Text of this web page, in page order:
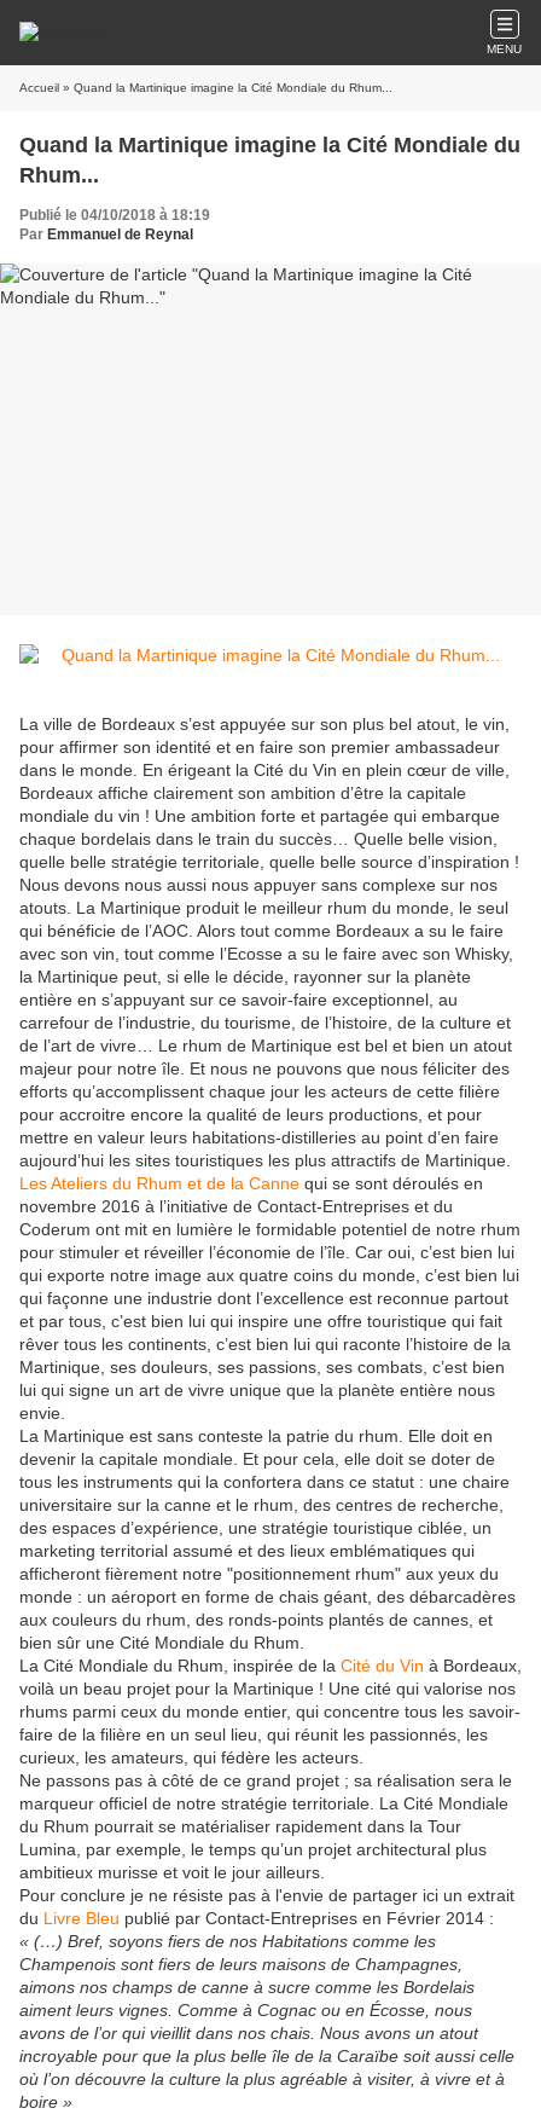
MENU
Accueil » Quand la Martinique imagine la Cité Mondiale du Rhum...
Quand la Martinique imagine la Cité Mondiale du
Rhum...
Publié le 04/10/2018 à 18:19
Par Emmanuel de Reynal
La ville de Bordeaux s’est appuyée sur son plus bel atout, le vin,
pour affirmer son identité et en faire son premier ambassadeur
dans le monde. En érigeant la Cité du Vin en plein cœur de ville,
Bordeaux affiche clairement son ambition d’être la capitale
mondiale du vin ! Une ambition forte et partagée qui embarque
chaque bordelais dans le train du succès… Quelle belle vision,
quelle belle stratégie territoriale, quelle belle source d’inspiration !
Nous devons nous aussi nous appuyer sans complexe sur nos
atouts. La Martinique produit le meilleur rhum du monde, le seul
qui bénéficie de l’AOC. Alors tout comme Bordeaux a su le faire
avec son vin, tout comme l’Ecosse a su le faire avec son Whisky,
la Martinique peut, si elle le décide, rayonner sur la planète
entière en s’appuyant sur ce savoir-faire exceptionnel, au
carrefour de l’industrie, du tourisme, de l’histoire, de la culture et
de l’art de vivre… Le rhum de Martinique est bel et bien un atout
majeur pour notre île. Et nous ne pouvons que nous féliciter des
efforts qu’accomplissent chaque jour les acteurs de cette filière
pour accroitre encore la qualité de leurs productions, et pour
mettre en valeur leurs habitations-distilleries au point d’en faire
aujourd’hui les sites touristiques les plus attractifs de Martinique.
Les Ateliers du Rhum et de la Canne qui se sont déroulés en
novembre 2016 à l’initiative de Contact-Entreprises et du
Coderum ont mit en lumière le formidable potentiel de notre rhum
pour stimuler et réveiller l’économie de l’île. Car oui, c’est bien lui
qui exporte notre image aux quatre coins du monde, c’est bien lui
qui façonne une industrie dont l’excellence est reconnue partout
et par tous, c’est bien lui qui inspire une offre touristique qui fait
rêver tous les continents, c’est bien lui qui raconte l’histoire de la
Martinique, ses douleurs, ses passions, ses combats, c’est bien
lui qui signe un art de vivre unique que la planète entière nous
envie.
La Martinique est sans conteste la patrie du rhum. Elle doit en
devenir la capitale mondiale. Et pour cela, elle doit se doter de
tous les instruments qui la confortera dans ce statut : une chaire
universitaire sur la canne et le rhum, des centres de recherche,
des espaces d’expérience, une stratégie touristique ciblée, un
marketing territorial assumé et des lieux emblématiques qui
afficheront fièrement notre "positionnement rhum" aux yeux du
monde : un aéroport en forme de chais géant, des débarcadères
aux couleurs du rhum, des ronds-points plantés de cannes, et
bien sûr une Cité Mondiale du Rhum.
La Cité Mondiale du Rhum, inspirée de la Cité du Vin à Bordeaux,
voilà un beau projet pour la Martinique ! Une cité qui valorise nos
rhums parmi ceux du monde entier, qui concentre tous les savoir-
faire de la filière en un seul lieu, qui réunit les passionnés, les
curieux, les amateurs, qui fédère les acteurs.
Ne passons pas à côté de ce grand projet ; sa réalisation sera le
marqueur officiel de notre stratégie territoriale. La Cité Mondiale
du Rhum pourrait se matérialiser rapidement dans la Tour
Lumina, par exemple, le temps qu’un projet architectural plus
ambitieux murisse et voit le jour ailleurs.
Pour conclure je ne résiste pas à l'envie de partager ici un extrait
du Livre Bleu publié par Contact-Entreprises en Février 2014 :
« (…) Bref, soyons fiers de nos Habitations comme les
Champenois sont fiers de leurs maisons de Champagnes,
aimons nos champs de canne à sucre comme les Bordelais
aiment leurs vignes. Comme à Cognac ou en Écosse, nous
avons de l’or qui vieillit dans nos chais. Nous avons un atout
incroyable pour que la plus belle île de la Caraïbe soit aussi celle
où l’on découvre la culture la plus agréable à visiter, à vivre et à
boire »